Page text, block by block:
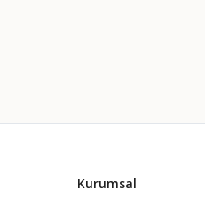
Kurumsal